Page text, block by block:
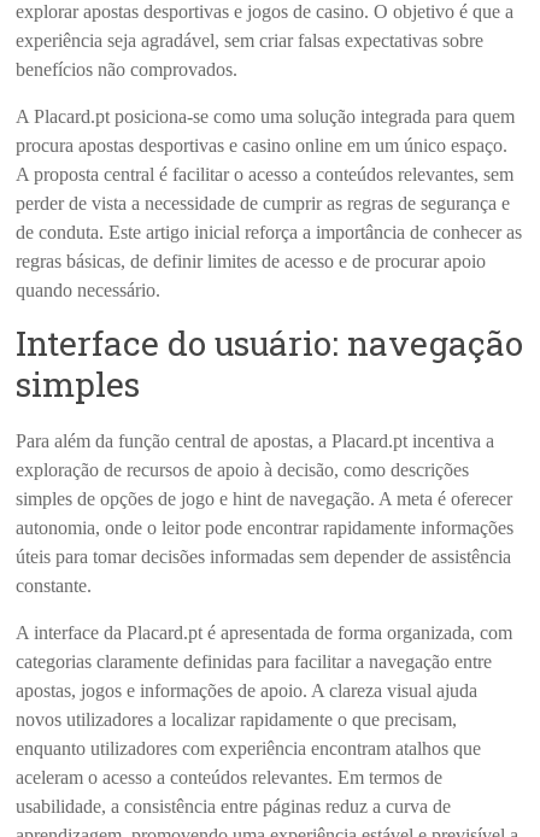
explorar apostas desportivas e jogos de casino. O objetivo é que a
experiência seja agradável, sem criar falsas expectativas sobre
benefícios não comprovados.
A Placard.pt posiciona-se como uma solução integrada para quem
procura apostas desportivas e casino online em um único espaço.
A proposta central é facilitar o acesso a conteúdos relevantes, sem
perder de vista a necessidade de cumprir as regras de segurança e
de conduta. Este artigo inicial reforça a importância de conhecer as
regras básicas, de definir limites de acesso e de procurar apoio
quando necessário.
Interface do usuário: navegação
simples
Para além da função central de apostas, a Placard.pt incentiva a
exploração de recursos de apoio à decisão, como descrições
simples de opções de jogo e hint de navegação. A meta é oferecer
autonomia, onde o leitor pode encontrar rapidamente informações
úteis para tomar decisões informadas sem depender de assistência
constante.
A interface da Placard.pt é apresentada de forma organizada, com
categorias claramente definidas para facilitar a navegação entre
apostas, jogos e informações de apoio. A clareza visual ajuda
novos utilizadores a localizar rapidamente o que precisam,
enquanto utilizadores com experiência encontram atalhos que
aceleram o acesso a conteúdos relevantes. Em termos de
usabilidade, a consistência entre páginas reduz a curva de